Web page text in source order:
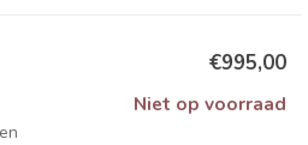
€995,00
Niet op voorraad